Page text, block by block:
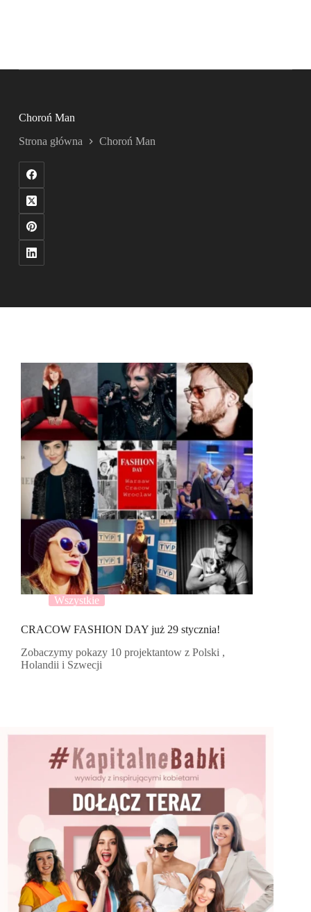
Choroń Man
Strona główna Choroń Man
Wszystkie
CRACOW FASHION DAY już 29 stycznia!
Zobaczymy pokazy 10 projektantow z Polski ,
Holandii i Szwecji